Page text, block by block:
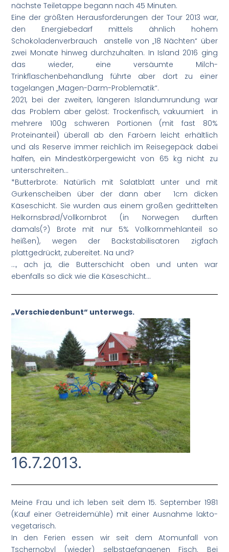
nächste Teiletappe begann nach 45 Minuten.
Eine der größten Herausforderungen der Tour 2013 war,
den Energiebedarf mittels ähnlich hohem
Schokoladenverbrauch anstelle von „18 Nächten“ über
zwei Monate hinweg durchzuhalten. In Island 2016 ging
das wieder, eine versäumte Milch-
Trinkflaschenbehandlung führte aber dort zu einer
tagelangen „Magen-Darm-Problematik“.
2021, bei der zweiten, längeren Islandumrundung war
das Problem aber gelöst: Trockenfisch, vakuumiert in
mehrere 100g schweren Portionen (mit fast 80%
Proteinanteil) überall ab den Faröern leicht erhältlich
und als Reserve immer reichlich im Reisegepäck dabei
halfen, ein Mindestkörpergewicht von 65 kg nicht zu
unterschreiten…
*Butterbrote: Natürlich mit Salatblatt unter und mit
Gurkenscheiben über der dann aber 1cm dicken
Käseschicht. Sie wurden aus einem großen gedrittelten
Helkornsbrød/Vollkornbrot (in Norwegen durften
damals(?) Brote mit nur 5% Vollkornmehlanteil so
heißen), wegen der Backstabilisatoren zigfach
plattgedrückt, zubereitet. Na und?
…, ach ja, die Butterschicht oben und unten war
ebenfalls so dick wie die Käseschicht…
„Verschiedenbunt“ unterwegs.
16.7.2013.
Meine Frau und ich leben seit dem 15. September 1981
(Kauf einer Getreidemühle) mit einer Ausnahme lakto-
vegetarisch.
In den Ferien essen wir seit dem Atomunfall von
Tschernobyl (wieder) selbstgefangenen Fisch. Bei